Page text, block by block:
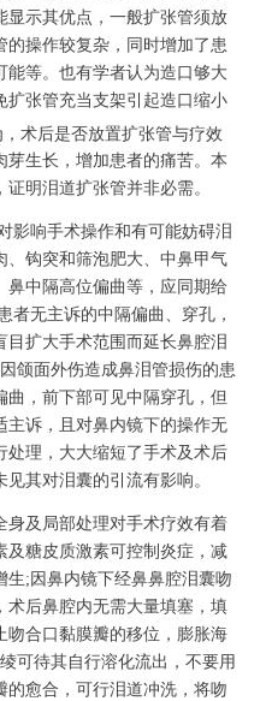
显示其优点，一般扩张管须放
的操作较复杂，同时增加了患
能等。也有学者认为造口够大
扩张管充当支架引起造口缩小
术后是否放置扩张管与疗效
生长，增加患者的痛苦。本
明泪道扩张管并非必需。
影响手术操作和有可能妨碍泪
、钩突和筛泡肥大、中鼻甲气
鼻中隔高位偏曲等，应同期给
者无主诉的中隔偏曲、穿孔，
扩大手术范围而延长鼻腔泪
颌面外伤造成鼻泪管损伤的患
，前下部可见中隔穿孔，但
主诉，且对鼻内镜下的操作无
处理，大大缩短了手术及术后
其对泪囊的引流有影响。
身及局部处理对手术疗效有着
及糖皮质激素可控制炎症，减
;因鼻内镜下经鼻鼻腔泪囊吻
术后鼻腔内无需大量填塞，填
吻合口黏膜瓣的移位，膨胀海
可待其自行溶化流出，不要用
愈合，可行泪道冲洗，将吻